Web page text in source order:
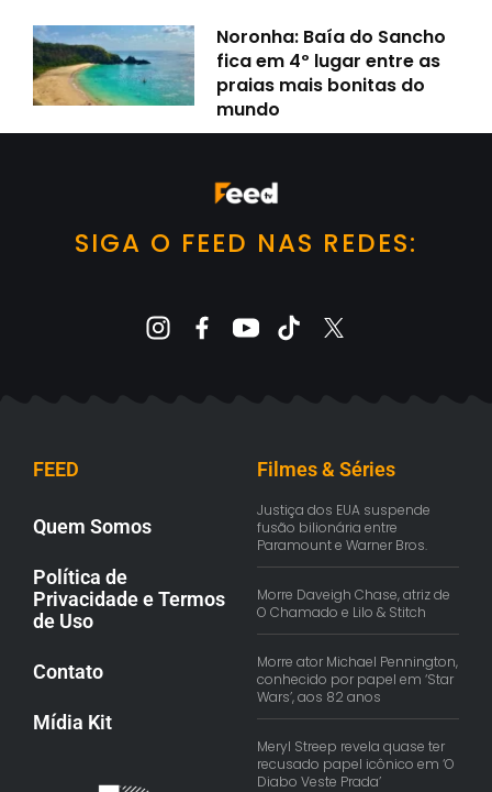
Noronha: Baía do Sancho
fica em 4º lugar entre as
praias mais bonitas do
mundo
SIGA O FEED NAS REDES:
FEED
Quem Somos
Política de
Privacidade e Termos
de Uso
Contato
Mídia Kit
Filmes & Séries
Justiça dos EUA suspende
fusão bilionária entre
Paramount e Warner Bros.
Morre Daveigh Chase, atriz de
O Chamado e Lilo & Stitch
Morre ator Michael Pennington,
conhecido por papel em ‘Star
Wars’, aos 82 anos
Meryl Streep revela quase ter
recusado papel icônico em ‘O
Diabo Veste Prada’